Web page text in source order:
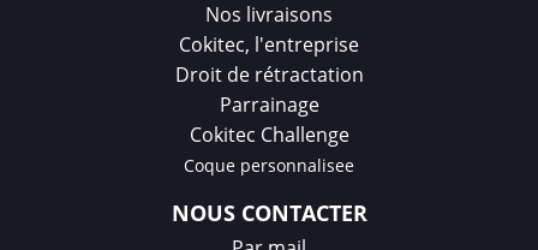
Nos livraisons
Cokitec, l'entreprise
Droit de rétractation
Parrainage
Cokitec Challenge
Coque personnalisee
NOUS CONTACTER